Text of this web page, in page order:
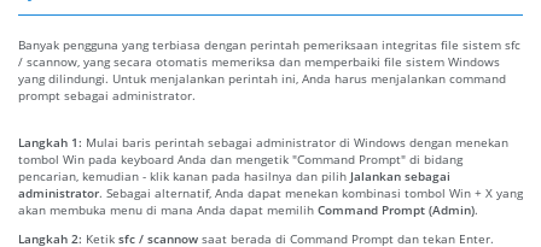
Banyak pengguna yang terbiasa dengan perintah pemeriksaan integritas file sistem sfc
/ scannow, yang secara otomatis memeriksa dan memperbaiki file sistem Windows
yang dilindungi. Untuk menjalankan perintah ini, Anda harus menjalankan command
prompt sebagai administrator.
Langkah 1: Mulai baris perintah sebagai administrator di Windows dengan menekan
tombol Win pada keyboard Anda dan mengetik "Command Prompt" di bidang
pencarian, kemudian - klik kanan pada hasilnya dan pilih Jalankan sebagai
administrator. Sebagai alternatif, Anda dapat menekan kombinasi tombol Win + X yang
akan membuka menu di mana Anda dapat memilih Command Prompt (Admin).
Langkah 2: Ketik sfc / scannow saat berada di Command Prompt dan tekan Enter.